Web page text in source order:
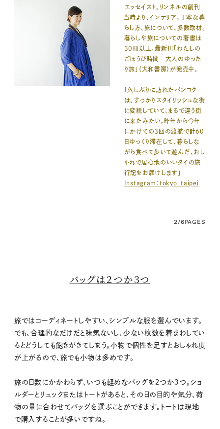
エッセイスト。リンネルの創刊
当時より、インテリア、丁寧な暮
らし方、旅について、多数取材。
暮らしや旅についての著書は
30冊以上。最新刊「わたしの
ごほうび時間 大人のゆった
り旅」（大和書房）が発売中。
「久しぶりに訪れたバンコク
は、すっかりスタイリッシュな街
に変貌していて、まるで違う街
に来たみたい。昨年から今年
にかけての３回の渡航で計60
日ゆっくり滞在して、暮らしな
がら食べて歩いて遊んだ、おし
ゃれで居心地のいいタイの旅
行記をお届けします」
Instagram：tokyo_taipei
2/6PAGES
バッグは２つか３つ
旅ではコーディネートしやすい、シンプルな服を選んでいます。
でも、合理的なだけだと味気ないし、少ない枚数を着まわしてい
るとどうしても飽きがきてしまう。小物で個性を足すとおしゃれ度
が上がるので、旅でも小物は多めです。
旅の日数にかかわらず、いつも軽めなバッグを２つか３つ。ショ
ルダーとリュックまたはトートがあると、その日の目的や気分、荷
物の量に合わせてバッグを選ぶことができます。トートは現地
で購入することが多いですね。